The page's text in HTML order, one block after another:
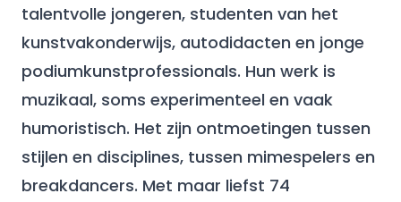
talentvolle jongeren, studenten van het
kunstvakonderwijs, autodidacten en jonge
podiumkunstprofessionals. Hun werk is
muzikaal, soms experimenteel en vaak
humoristisch. Het zijn ontmoetingen tussen
stijlen en disciplines, tussen mimespelers en
breakdancers. Met maar liefst 74